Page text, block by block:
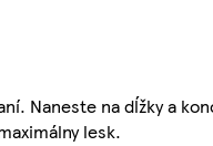
Naneste na dĺžky a
lesk.